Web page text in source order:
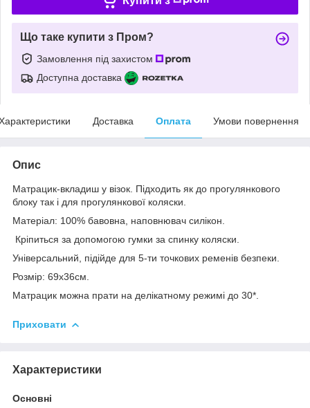
Що таке купити з Пром?
Замовлення під захистом
Доступна доставка
Доставка Оплата Умови повернення
Опис
Матрацик-вкладиш у візок. Підходить як до прогулянкового
блоку так і для прогулянкової коляски.
Матеріал: 100% бавовна, наповнювач силікон.
Кріпиться за допомогою гумки за спинку коляски.
Універсальний, підійде для 5-ти точкових ременів безпеки.
Розмір: 69х36см.
Матрацик можна прати на делікатному режимі до 30*.
Приховати
Характеристики
Основні